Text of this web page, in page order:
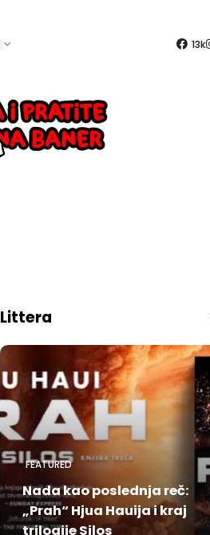
13k
Littera
FEATURED
Nada kao poslednja reč:
„Prah“ Hjua Hauija i kraj
trilogije Silos